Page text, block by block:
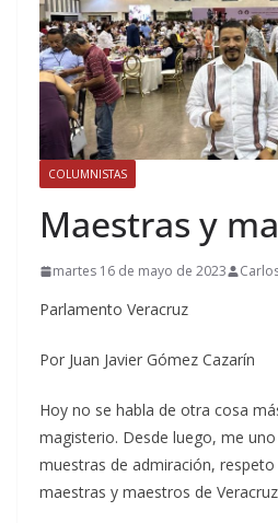
COLUMNISTAS
Maestras y
martes 16 de mayo de 2023
Parlamento Veracruz
Por Juan Javier Gómez Cazarín
Hoy no se habla de otra cosa
magisterio. Desde luego, me
muestras de admiración,
maestras y maestros de